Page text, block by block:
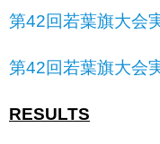
第42回若葉旗大会
第42回若葉旗大会
RESULTS